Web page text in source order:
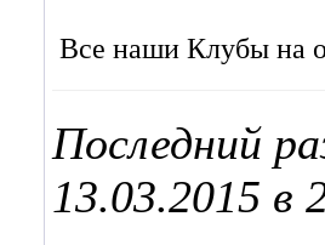
Все наши Клубы на
Последний
13.03.2015 в